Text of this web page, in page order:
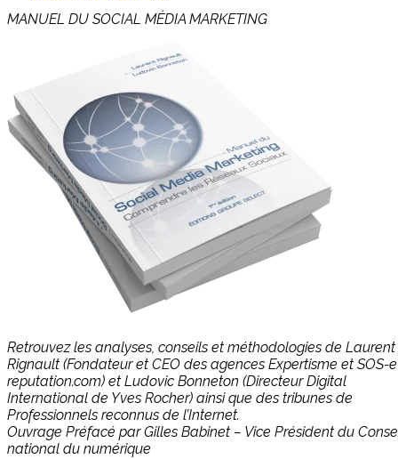
MANUEL DU SOCIAL MÉDIA MARKETING
Retrouvez les analyses, conseils et méthodologies de Laurent
Rignault (Fondateur et CEO des agences Expertisme et SOS-
reputation.com) et Ludovic Bonneton (Directeur Digital
International de Yves Rocher) ainsi que des tribunes de
Professionnels reconnus de l’Internet.
Ouvrage Préfacé par Gilles Babinet – Vice Président du
national du numérique